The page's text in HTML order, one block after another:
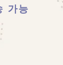
가능